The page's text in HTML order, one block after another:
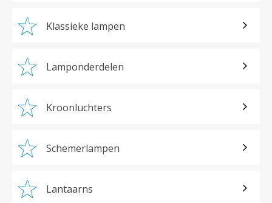
Klassieke lampen
Lamponderdelen
Kroonluchters
Schemerlampen
Lantaarns